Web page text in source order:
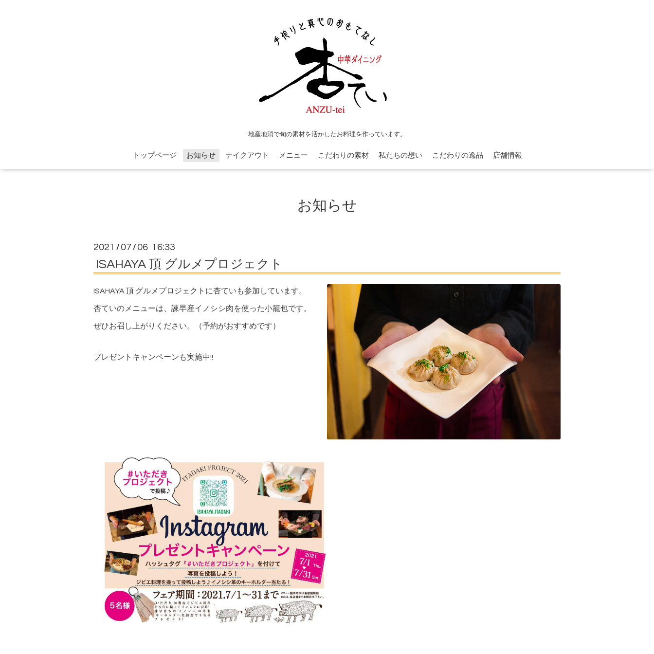
地産地消で旬の素材を活かしたお料理を作っています。
トップページ お知らせ テイクアウト メニュー こだわりの素材 私たちの想い こだわりの逸品 店舗情報
お知らせ
2021 / 07 / 06 16:33
ISAHAYA 頂 グルメプロジェクト
ISAHAYA 頂 グルメプロジェクトに杏ていも参加しています。
杏ていのメニューは、諫早産イノシシ肉を使った小籠包です。
ぜひお召し上がりください。（予約がおすすめです）
プレゼントキャンペーンも実施中!!